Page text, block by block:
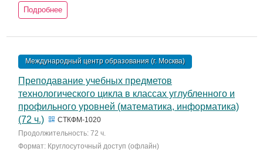
Подробнее
Международный центр образования (г. Москва)
Преподавание учебных предметов
технологического цикла в классах углубленного и
профильного уровней (математика, информатика)
(72 ч.)
СТКФМ-1020
Продолжительность: 72 ч.
Формат: Круглосуточный доступ (офлайн)